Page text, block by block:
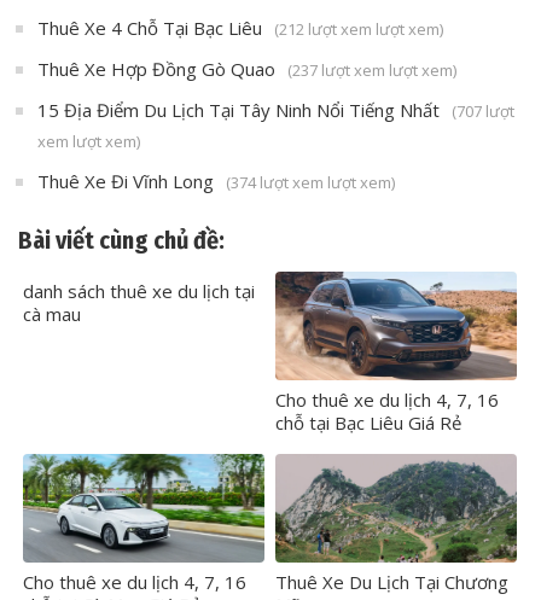
Thuê Xe 4 Chỗ Tại Bạc Liêu (212 lượt xem lượt xem)
Thuê Xe Hợp Đồng Gò Quao (237 lượt xem lượt xem)
15 Địa Điểm Du Lịch Tại Tây Ninh Nổi Tiếng Nhất
(707 lượt
xem lượt xem)
Thuê Xe Đi Vĩnh Long (374 lượt xem lượt xem)
Bài viết cùng chủ đề:
danh sách thuê xe du lịch tại
cà mau
Cho thuê xe du lịch 4, 7, 16
chỗ tại Bạc Liêu Giá Rẻ
Cho thuê xe du lịch 4, 7, 16
Thuê Xe Du Lịch Tại Chương